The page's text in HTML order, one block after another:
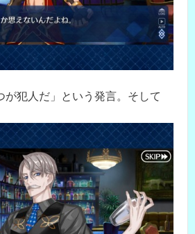
が犯人だ」という発言。そして